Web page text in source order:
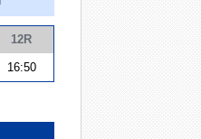
12R
16:50